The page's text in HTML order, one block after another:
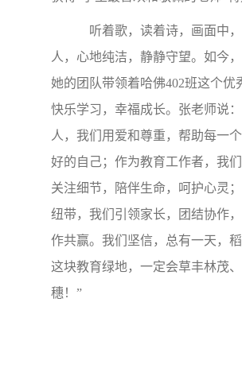
听着歌，读着诗，画面中
人，心地纯洁，静静守望。如今
她的团队带领着哈佛402班这个优
快乐学习，幸福成长。张老师说
人，我们用爱和尊重，帮助每一
好的自己；作为教育工作者，我们
关注细节，陪伴生命，呵护心灵
纽带，我们引领家长，团结协作
作共赢。我们坚信，总有一天，
这块教育绿地，一定会草丰林茂
穗！”